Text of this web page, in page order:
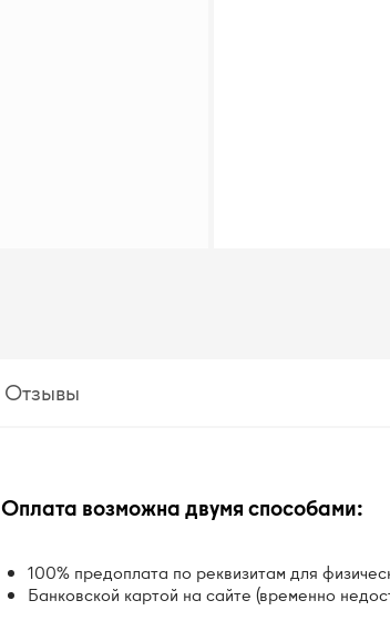
Отзывы
Оплата возможна двумя способами:
100% предоплата по реквизитам для
Банковской картой на сайте (временно